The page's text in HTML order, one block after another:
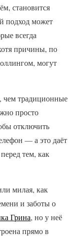
становится
подход может
всегда
причины, по
могут
чем традиционные
просто
отключить
— а это даёт
тем, как
милая, как
и заботы о
Грина, но у неё
прямо в